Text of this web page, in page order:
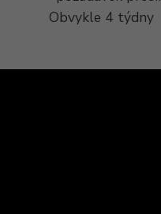
Obvykle 4 týdny